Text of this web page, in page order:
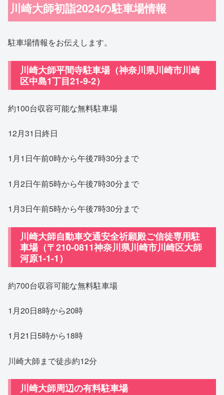
川崎大師初詣2024の駐車場情報
駐車場情報をお伝えします。
川崎大師平間寺駐車場（神奈川県川崎市川崎
区中島1丁目21-9-2）
約100台収容可能な無料駐車場
12月31日終日
1月1日午前0時から午後7時30分まで
1月2日午前5時から午後7時30分まで
1月3日午前5時から午後7時30分まで
川崎大師自動車交通安全祈願殿ご信徒専用駐
車場（〒210-0811神奈川県川崎市川崎区大師
河原1-1-1）
約700台収容可能な無料駐車場
1月20日8時から20時
1月21日5時から18時
川崎大師まで徒歩約12分
川崎大師周辺の有料駐車場